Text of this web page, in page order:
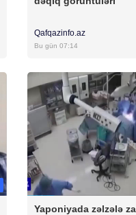
Qafqazinfo.az
Bu gün 07:14
Yaponiyada zəlzələ